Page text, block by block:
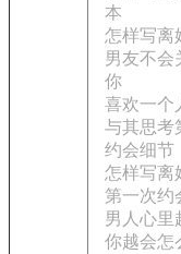
本
怎样写离
男友不会
你
喜欢一个
与其思考
约会细节
怎样写离
第一次约
男人心里
你越会怎